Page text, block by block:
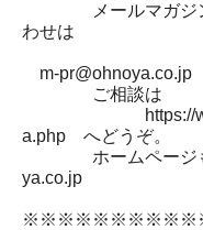
メールマガジンへ
わせは
m-pr@ohnoya.co.jp
ご相談は
https://
a.php へどうぞ。
ホームページもご
ya.co.jp